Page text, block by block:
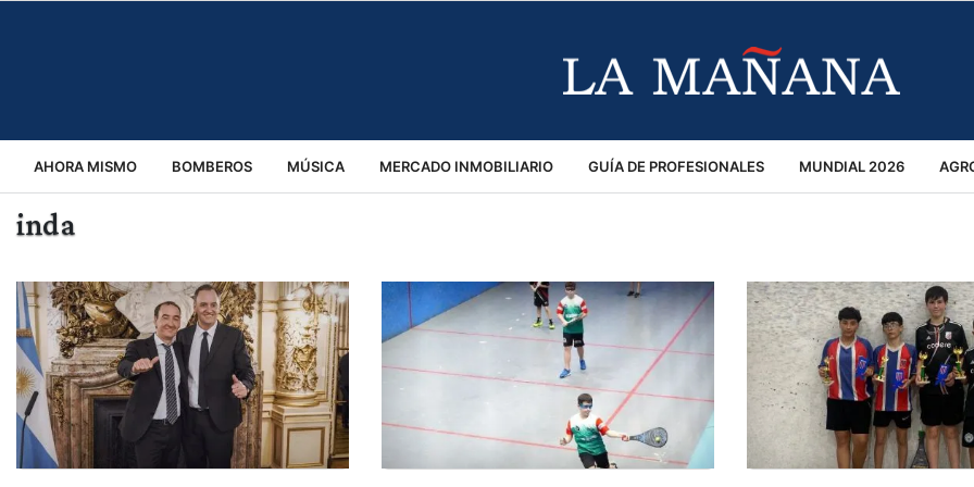
AHORA MISMO BOMBEROS MÚSICA MERCADO INMOBILIARIO GUÍA DE PROFESIONALES MUNDIAL 2026
REGIONALES
inda